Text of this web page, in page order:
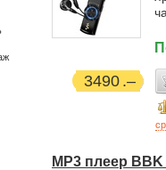
3490
MP3 плеер